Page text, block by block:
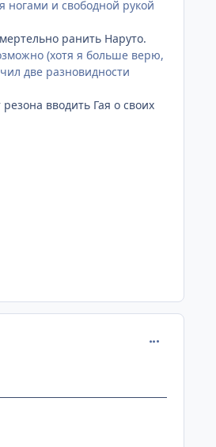
ногами и свободной рукой
ранить Наруто.
(хотя я больше верю,
две разновидности
вводить Гая о своих